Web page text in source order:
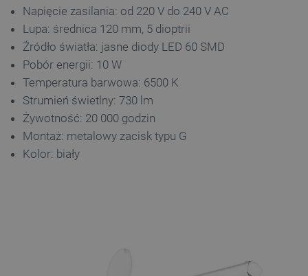
Napięcie zasilania: od 220 V do 240 V AC
Lupa: średnica 120 mm, 5 dioptrii
Źródło światła: jasne diody LED 60 SMD
Pobór energii: 10 W
Temperatura barwowa: 6500 K
Strumień świetlny: 730 lm
Żywotność: 20 000 godzin
Montaż: metalowy zacisk typu G
Kolor: biały